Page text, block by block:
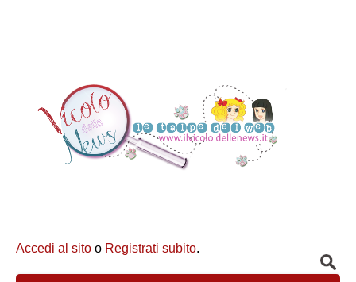
Accedi al sito o Registrati subito.